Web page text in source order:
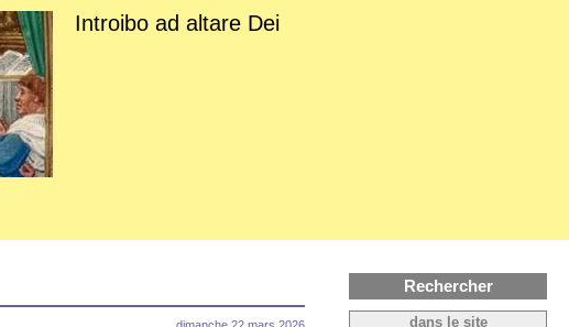
Introibo ad altare Dei
Rechercher
dans le site